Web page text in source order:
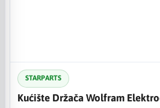
STARPARTS
Kućište Držača Wolfram